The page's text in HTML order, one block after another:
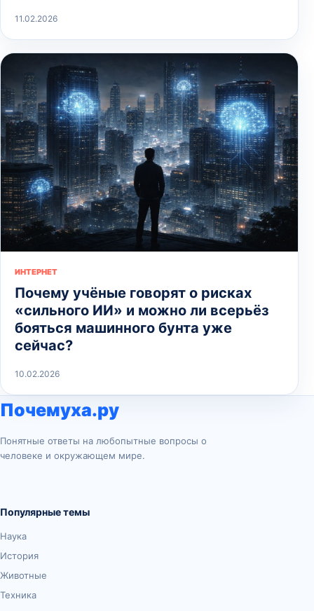
11.02.2026
ИНТЕРНЕТ
Почему учёные говорят о рисках
«сильного ИИ» и можно ли всерьёз
бояться машинного бунта уже
сейчас?
10.02.2026
Почемуха.ру
Понятные ответы на любопытные вопросы о
человеке и окружающем мире.
Популярные темы
Наука
История
Животные
Техника